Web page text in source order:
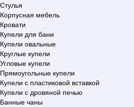
Стулья
Корпусная мебель
Кровати
Купели для бани
Купели овальные
Круглые купели
Угловые купели
Прямоугольные купели
Купели с пластиковой вставкой
Купели с дровяной печью
Банные чаны